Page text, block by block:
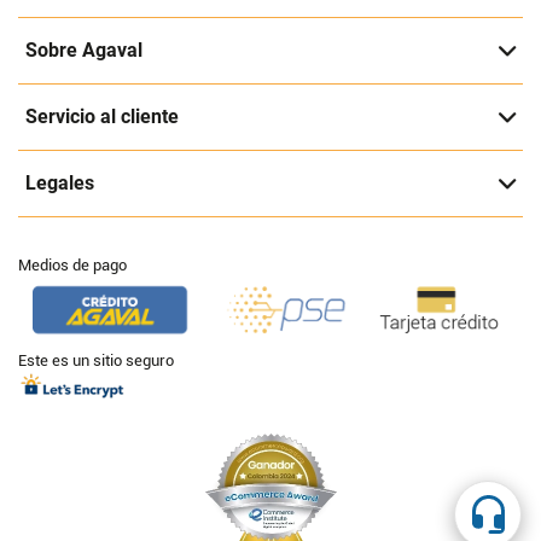
Sobre Agaval
Servicio al cliente
Legales
Medios de pago
Este es un sitio seguro